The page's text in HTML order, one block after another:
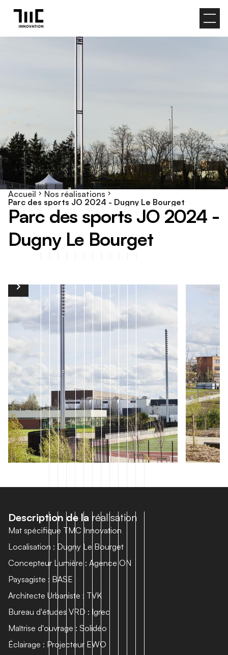
Accueil
Nos réalisations
Parc des sports JO 2024 - Dugny Le Bourget
Parc des sports JO 2024 -
Dugny Le Bourget
Description de la réalisation
Mat spécifique TMC Innovation
Localisation : Dugny Le Bourget
Concepteur Lumière : Agence ON
Paysagiste : BASE
Architecte Urbaniste : TVK
Bureau d'études VRD : Igrec
Maîtrise d'ouvrage : Solidéo
Éclairage : Projecteur EWO